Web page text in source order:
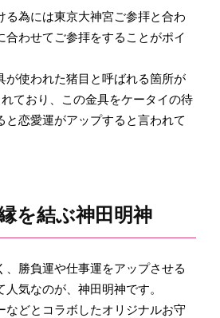
る為には東京大神宮ご参拝と合わ
合わせてご参拝をすることがポイ
が使われた猪目と呼ばれる箇所が
ており、この金具をケータイの待
と恋愛運がアップすると言われて
を結ぶ神田明神
、勝負運や仕事運をアップさせる
気なのが、神田明神です。
などとコラボしたオリジナルお守